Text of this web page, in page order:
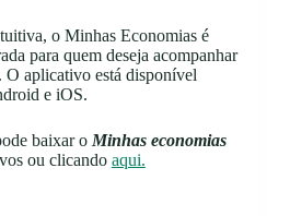
o Minhas Economias é
para quem deseja acompanhar
O aplicativo está disponível
e iOS.
baixar o Minhas economias
ou clicando aqui.